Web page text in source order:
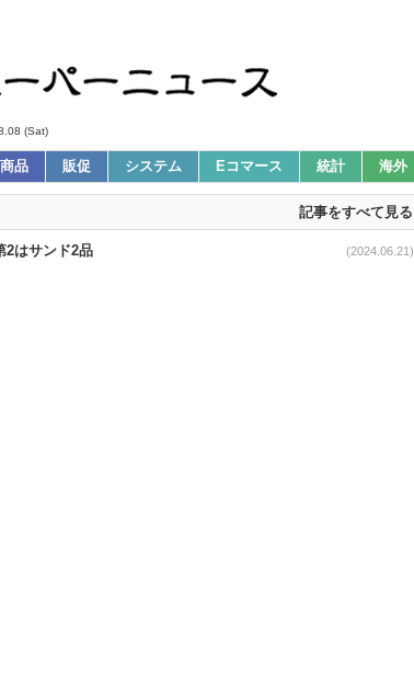
(Sat)
品 販促 システム Eコマース 統計 海外
記事をすべて見る
2はサンド2品 (2024.06.21)